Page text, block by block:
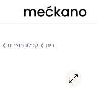
מרכזי
מקאנו
בית קטלוג מוצרים